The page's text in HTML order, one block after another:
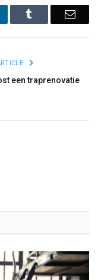
Email
een traprenovatie